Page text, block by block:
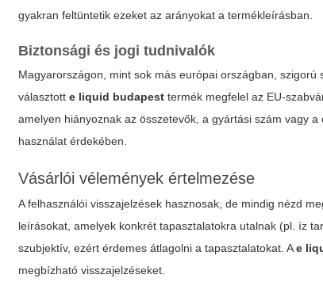
gyakran feltüntetik ezeket az arányokat a termékleírásban.
Biztonsági és jogi tudnivalók
Magyarországon, mint sok más európai országban,
választotte liquid budapest termék megfelel az EU-
amelyen hiányoznak az összetevők, a gyártási szám vagy
használat érdekében.
Vásárlói vélemények értelmezése
A felhasználói visszajelzések hasznosak, de mindig nézd
leírásokat, amelyek konkrét tapasztalatokra utalnak (pl. íz
szubjektív, ezért érdemes átlagolni a tapasztalatokat. Ae
megbízható visszajelzéseket.